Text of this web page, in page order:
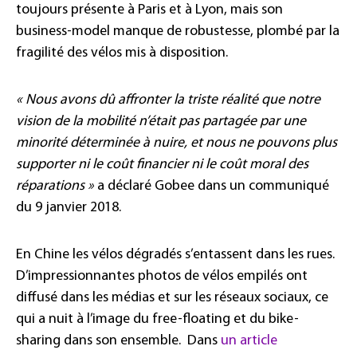
toujours présente à Paris et à Lyon, mais son
business-model manque de robustesse, plombé par la
fragilité des vélos mis à disposition.
« Nous avons dû affronter la triste réalité que notre
vision de la mobilité n’était pas partagée par une
minorité déterminée à nuire, et nous ne pouvons plus
supporter ni le coût financier ni le coût moral des
réparations » a déclaré Gobee dans un communiqué
du 9 janvier 2018.
En Chine les vélos dégradés s’entassent dans les rues.
D’impressionnantes photos de vélos empilés ont
diffusé dans les médias et sur les réseaux sociaux, ce
qui a nuit à l’image du free-floating et du bike-
sharing dans son ensemble. Dans un article